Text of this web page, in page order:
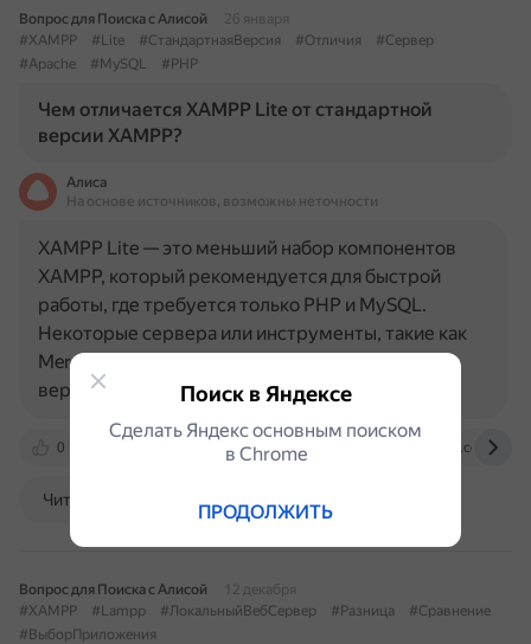
Вопрос для Поиска с Алисой
26 января
#XAMPP
#Lite #СтандартнаяВерсия #Отличия
#Сервер
#Apache
#MySQL #PHP
Чем отличается XAMPP Lite от стандартной
версии XAMPP?
Алиса
На основе источников, возможны неточности
0 sourceforge.net cloudinfrastructureservices.co.uk
XAMPP Lite — это меньший набор компонентов
XAMPP, который рекомендуется для быстрой
работы, где требуется только PHP и MySQL.
Некоторые сервера или инструменты, такие как
Mercury Mail и FileZilla FTP, отсутствуют в Lite-
версии. Стандартная версия…
Читать далее
Вопрос для Поиска с Алисой
12 декабря
#XAMPP
#Lampp #ЛокальныйВебСервер #Разница
#Сравнение
#ВыборПриложения
Поиск в Яндексе
Сделать Яндекс основным поиском
в Сhrome
ПРОДОЛЖИТЬ